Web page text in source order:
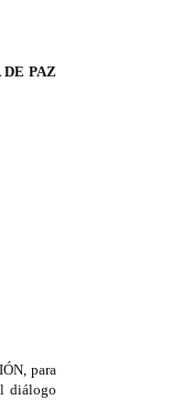
PAZ
para
diálogo